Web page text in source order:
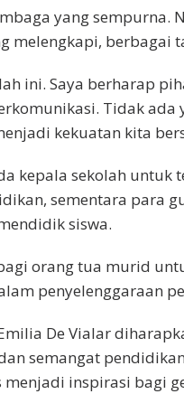
yang sempurna.
melengkapi, berbagai
ini. Saya berharap
Tidak ada
kekuatan kita
kepala sekolah untuk
sementara para
siswa.
orang tua murid
penyelenggaraan
De Vialar
semangat
menjadi inspirasi bagi